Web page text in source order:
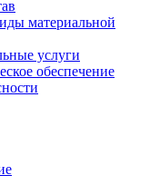
материальной
услуги
обеспечение